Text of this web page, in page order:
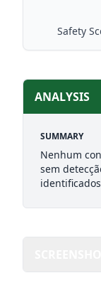
Safety
ANALYSIS
SUMMARY
Nenhum
sem